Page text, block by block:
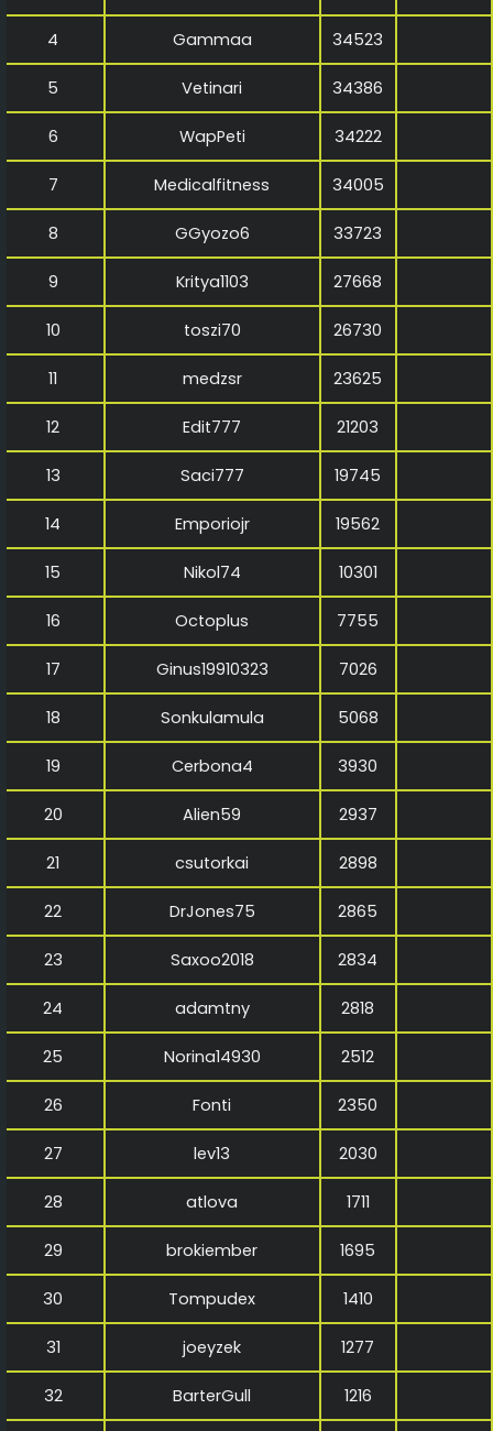
4 Gammaa 34523
5 Vetinari 34386
6 WapPeti 34222
7 Medicalfitness 34005
8 GGyozo6 33723
9 Kritya1103 27668
10 toszi70 26730
11 medzsr 23625
12 Edit777 21203
13 Saci777 19745
14 Emporiojr 19562
15 Nikol74 10301
16 Octoplus 7755
17 Ginus19910323 7026
18 Sonkulamula 5068
19 Cerbona4 3930
20 Alien59 2937
21 csutorkai 2898
22 DrJones75 2865
23 Saxoo2018 2834
24 adamtny 2818
25 Norina14930 2512
26 Fonti 2350
27 lev13 2030
28 atlova 1711
29 brokiember 1695
30 Tompudex 1410
31 joeyzek 1277
32 BarterGull 1216